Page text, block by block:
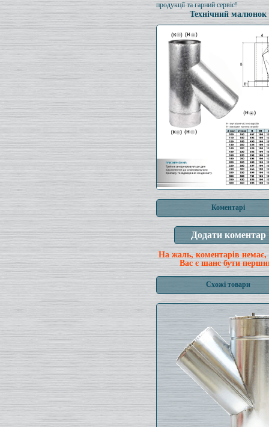
продукції та гарний сервіс!
Технічний малюнок
Коментарі
На жаль, коментарів немає,
Вас є шанс бути
Схожі товари